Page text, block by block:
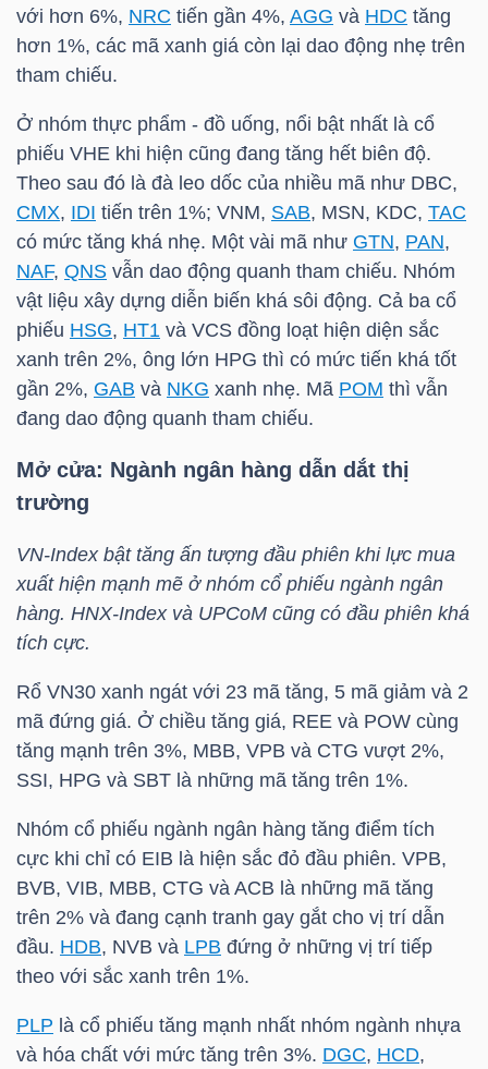
với hơn 6%, NRC tiến gần 4%, AGG và HDC tăng
hơn 1%, các mã xanh giá còn lại dao động nhẹ trên
tham chiếu.
Ở nhóm thực phẩm - đồ uống, nổi bật nhất là cổ
phiếu VHE khi hiện cũng đang tăng hết biên độ.
Theo sau đó là đà leo dốc của nhiều mã như DBC,
CMX, IDI tiến trên 1%; VNM, SAB, MSN, KDC, TAC
có mức tăng khá nhẹ. Một vài mã như GTN, PAN,
NAF, QNS vẫn dao động quanh tham chiếu. Nhóm
vật liệu xây dựng diễn biến khá sôi động. Cả ba cổ
phiếu HSG, HT1 và VCS đồng loạt hiện diện sắc
xanh trên 2%, ông lớn HPG thì có mức tiến khá tốt
gần 2%, GAB và NKG xanh nhẹ. Mã POM thì vẫn
đang dao động quanh tham chiếu.
Mở cửa: Ngành ngân hàng dẫn dắt thị
trường
VN-Indexbật tăng ấn tượng đầu phiên khi lực mua
xuất hiện mạnh mẽ ở nhóm cổ phiếu ngành ngân
hàng. HNX-Indexvà UPCoM cũng có đầu phiên khá
tích cực.
Rổ VN30 xanh ngát với 23 mã tăng, 5 mã giảm và 2
mã đứng giá. Ở chiều tăng giá, REE và POW cùng
tăng mạnh trên 3%, MBB, VPB và CTG vượt 2%,
SSI, HPG và SBT là những mã tăng trên 1%.
Nhóm cổ phiếu ngành ngân hàng tăng điểm tích
cực khi chỉ có EIB là hiện sắc đỏ đầu phiên. VPB,
BVB, VIB, MBB, CTG và ACB là những mã tăng
trên 2% và đang cạnh tranh gay gắt cho vị trí dẫn
đầu. HDB, NVB và LPB đứng ở những vị trí tiếp
theo với sắc xanh trên 1%.
PLP là cổ phiếu tăng mạnh nhất nhóm ngành nhựa
và hóa chất với mức tăng trên 3%. DGC, HCD,
THÔNG
TIN
DỊCH
VỤ
TRUYỀN
THÔNG
ÍCH
BẤT
ĐỘNG
SẢN
Mã
chứng
khoán
(-)
Tất cả Cổ phiếu Chỉ số Chứng chỉ quỹ
Lãnh
đạo
(-)
Tin